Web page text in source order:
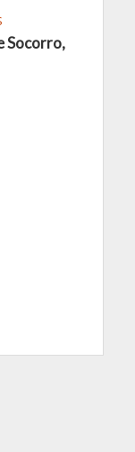
Socorro,